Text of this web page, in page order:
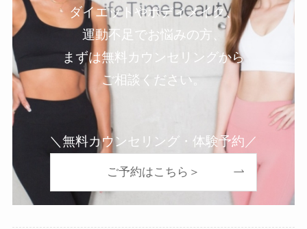
ダイエットやボディメイク、
運動不足でお悩みの方、
まずは無料カウンセリングから
ご相談ください。
＼無料カウンセリング・体験予約／
ご予約はこちら＞